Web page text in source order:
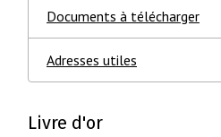
Documents à télécharger
Adresses utiles
Livre d'or